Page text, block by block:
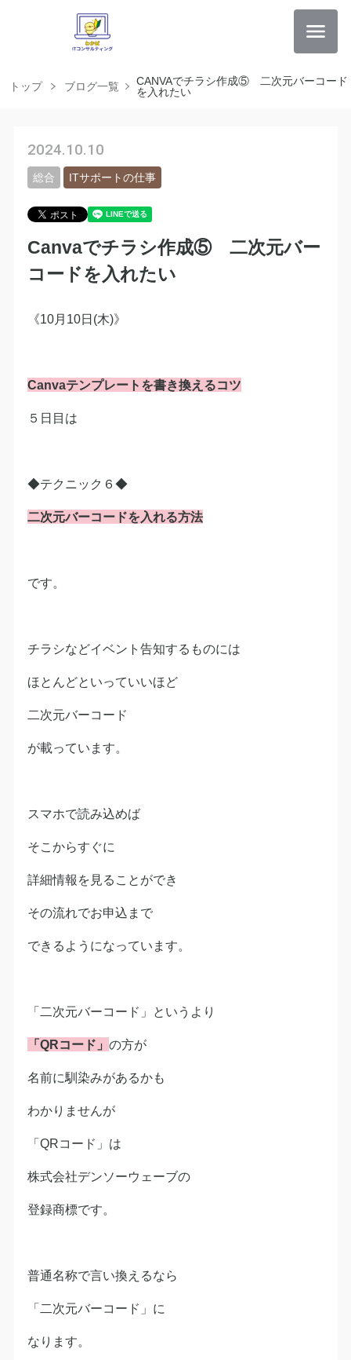
トップ ブログ一覧
CANVAでチラシ作成⑤ 二次元バーコード
を入れたい
2024.10.10
総合 ITサポートの仕事
Canvaでチラシ作成⑤ 二次元バー
コードを入れたい
《10月10日(木)》
Canvaテンプレートを書き換えるコツ
５日目は
◆テクニック６◆
二次元バーコードを入れる方法
です。
チラシなどイベント告知するものには
ほとんどといっていいほど
二次元バーコード
が載っています。
スマホで読み込めば
そこからすぐに
詳細情報を見ることができ
その流れでお申込まで
できるようになっています。
「二次元バーコード」というより
「QRコード」 の方が
名前に馴染みがあるかも
わかりませんが
「QRコード」は
株式会社デンソーウェーブの
登録商標です。
普通名称で言い換えるなら
「二次元バーコード」に
なります。